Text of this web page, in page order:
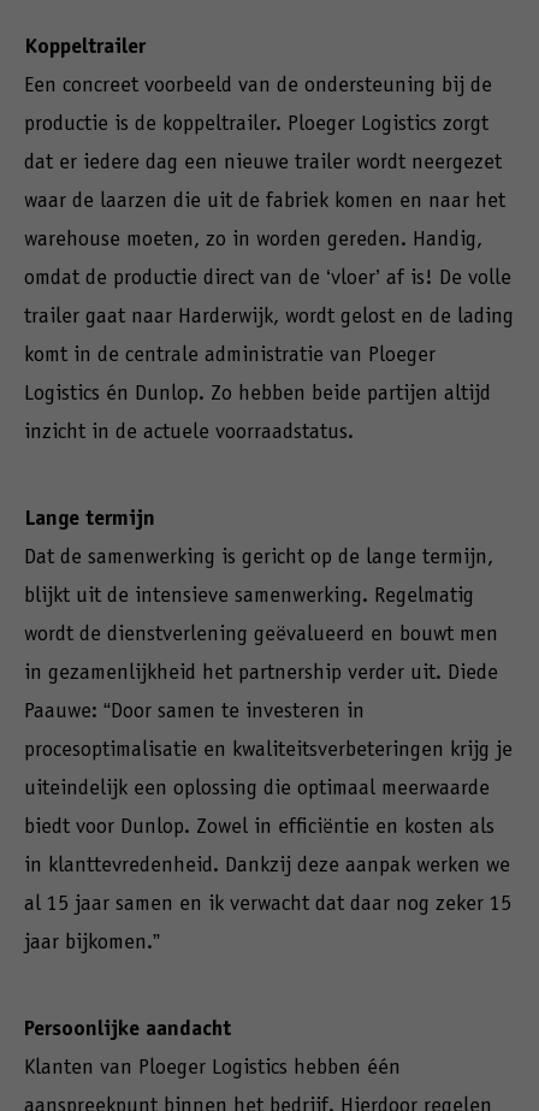
Koppeltrailer
Een concreet voorbeeld van de ondersteuning bij de
productie is de koppeltrailer. Ploeger Logistics zorgt
dat er iedere dag een nieuwe trailer wordt neergezet
waar de laarzen die uit de fabriek komen en naar het
warehouse moeten, zo in worden gereden. Handig,
omdat de productie direct van de ‘vloer’ af is! De volle
trailer gaat naar Harderwijk, wordt gelost en de lading
komt in de centrale administratie van Ploeger
Logistics én Dunlop. Zo hebben beide partijen altijd
inzicht in de actuele voorraadstatus.
Lange termijn
Dat de samenwerking is gericht op de lange termijn,
blijkt uit de intensieve samenwerking. Regelmatig
wordt de dienstverlening geëvalueerd en bouwt men
in gezamenlijkheid het partnership verder uit. Diede
Paauwe: “Door samen te investeren in
procesoptimalisatie en kwaliteitsverbeteringen krijg je
uiteindelijk een oplossing die optimaal meerwaarde
biedt voor Dunlop. Zowel in efficiëntie en kosten als
in klanttevredenheid. Dankzij deze aanpak werken we
al 15 jaar samen en ik verwacht dat daar nog zeker 15
jaar bijkomen.”
Persoonlijke aandacht
Klanten van Ploeger Logistics hebben één